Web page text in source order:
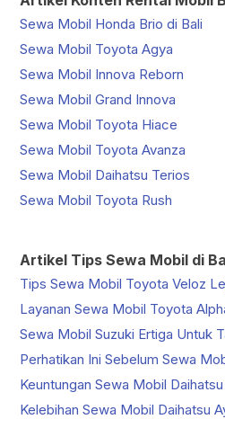
Sewa Mobil Honda Brio di Bali
Sewa Mobil Toyota Agya
Sewa Mobil Innova Reborn
Sewa Mobil Grand Innova
Sewa Mobil Toyota Hiace
Sewa Mobil Toyota Avanza
Sewa Mobil Daihatsu Terios
Sewa Mobil Toyota Rush
Artikel Tips Sewa Mobil di
Tips Sewa Mobil Toyota Veloz
Layanan Sewa Mobil Toyota
Sewa Mobil Suzuki Ertiga Untuk
Perhatikan Ini Sebelum Sewa
Keuntungan Sewa Mobil Daihatsu
Kelebihan Sewa Mobil Daihatsu